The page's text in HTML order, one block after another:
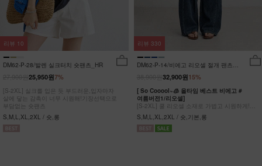
DM62-P-28/발렌 실크터치 숏팬츠_HR
7%
25,950원
[S-2XL] 실크를 입은 듯 부드러운,입자마자
살에 닿는 감촉이 너무 시원해!기장선택으로
부담없는 숏팬츠
S,M,L,XL,2XL / 숏,롱
리뷰 10
DM62-P-14/비에고 리오셀 절개 팬츠
15%
32,900원
[ So Cooool~🧊 올타임 베스트 비에고 #
여름버전1/리오셀]
[S-2XL] 쿨 리오셀 소재로 가볍고 시원하게!
사이드 절개 쿨링 데님팬츠
S,M,L,XL,2XL / 숏,기본,롱
리뷰 330